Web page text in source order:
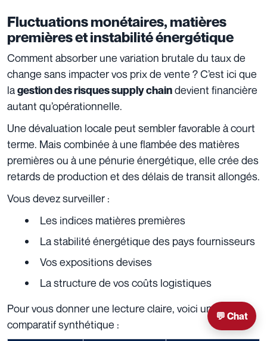
Fluctuations monétaires, matières
premières et instabilité énergétique
Comment absorber une variation brutale du taux de
change sans impacter vos prix de vente ? C’est ici que
lagestion des risques supply chaindevient financière
autant qu’opérationnelle.
Une dévaluation locale peut sembler favorable à court
terme. Mais combinée à une flambée des matières
premières ou à une pénurie énergétique, elle crée des
retards de production et des délais de transit allongés.
Vous devez surveiller :
Les indices matières premières
La stabilité énergétique des pays fournisseurs
Vos expositions devises
La structure de vos coûts logistiques
Pour vous donner une lecture claire, voici un
comparatif synthétique :
💬 Chat